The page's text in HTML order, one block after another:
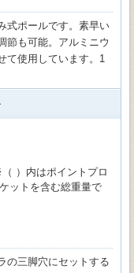
式ポールです。素早い
節も可能。アルミニウ
て使用しています。1
）内はポイントプロ
ットを含む総重量で
の三脚穴にセットする